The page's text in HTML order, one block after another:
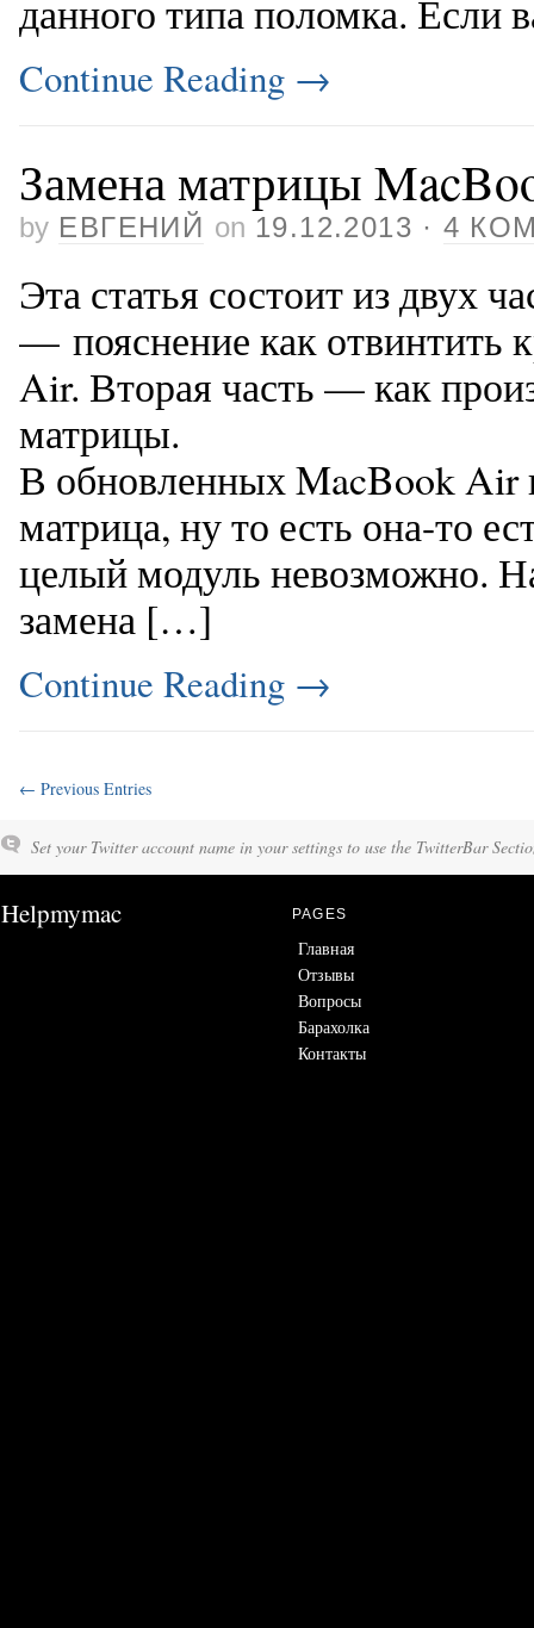
данного типа поломка.
Continue Reading →
Замена матрицы
by ЕВГЕНИЙ on 19.12.2013 ·4
Эта статья состоит из двух
— пояснение как отвинтить
Air. Вторая часть — как
матрицы.
В обновленных MacBook Air
матрица, ну то есть она-то
целый модуль невозможно.
замена […]
Continue Reading →
← Previous Entries
Set your Twitter account name in your settings to use the TwitterBar
Helpmymac PAGES
Главная
Отзывы
Вопросы
Барахолка
Контакты